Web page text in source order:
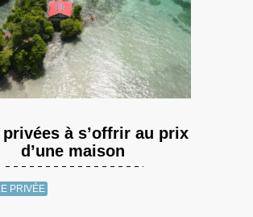
à s’offrir au prix
d’une maison
PRIVÉE